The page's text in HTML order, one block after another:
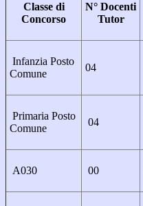
Classe di
Concorso
N° Docenti
Tutor
Infanzia Posto
Comune
04
Primaria Posto
Comune
04
A030 00